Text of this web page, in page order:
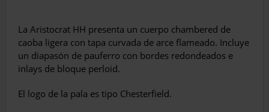
La Aristocrat HH presenta un cuerpo chambered de
caoba ligera con tapa curvada de arce flameado. Incluye
un diapasón de pauferro con bordes redondeados e
inlays de bloque perloid.
El logo de la pala es tipo Chesterfield.